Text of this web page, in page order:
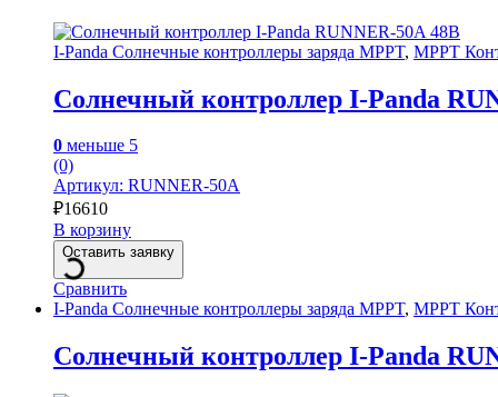
I-Panda Солнечные контроллеры заряда MPPT, MPPT
Солнечный контроллер I-Panda
0 меньше 5
(0)
Артикул: RUNNER-50A
₽16610
В корзину
Оставить заявку
Сравнить
I-Panda Солнечные контроллеры заряда MPPT, MPPT
Солнечный контроллер I-Panda